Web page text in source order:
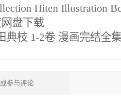
Hiten Illustration
盘下载
参与评论